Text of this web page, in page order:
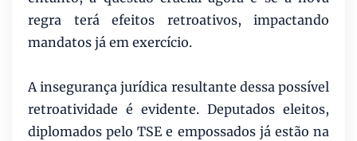
regra terá efeitos retroativos, impactando
mandatos já em exercício.
A insegurança jurídica resultante dessa possível
retroatividade é evidente. Deputados eleitos,
diplomados pelo TSE e empossados já estão na